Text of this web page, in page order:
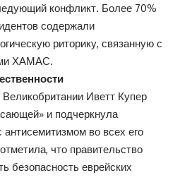
конфликт. Более 70%
содержали
риторику, связанную с
ХАМАС.
Иветт Купер
и подчеркнула
во всех его
что правительство
безопасность еврейских